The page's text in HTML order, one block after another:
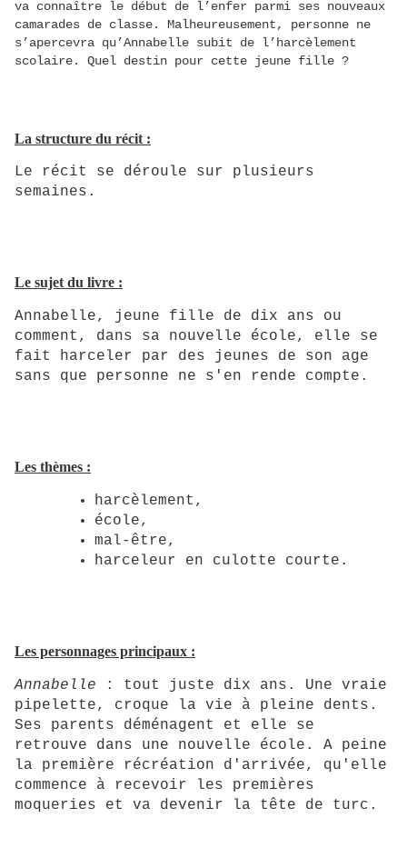
va connaître le début de l’enfer parmi ses nouveaux
camarades de classe. Malheureusement, personne ne
s’apercevra qu’Annabelle subit de l’harcèlement
scolaire. Quel destin pour cette jeune fille ?
La structure du récit :
Le récit se déroule sur plusieurs
semaines.
Le sujet du livre :
Annabelle, jeune fille de dix ans ou
comment, dans sa nouvelle école, elle se
fait harceler par des jeunes de son age
sans que personne ne s'en rende compte.
Les thèmes :
harcèlement,
école,
mal-être,
harceleur en culotte courte.
Les personnages principaux :
Annabelle
: tout juste dix ans. Une vraie
pipelette, croque la vie à pleine dents.
Ses parents déménagent et elle se
retrouve dans une nouvelle école. A peine
la première récréation d'arrivée, qu'elle
commence à recevoir les premières
moqueries et va devenir la tête de turc.